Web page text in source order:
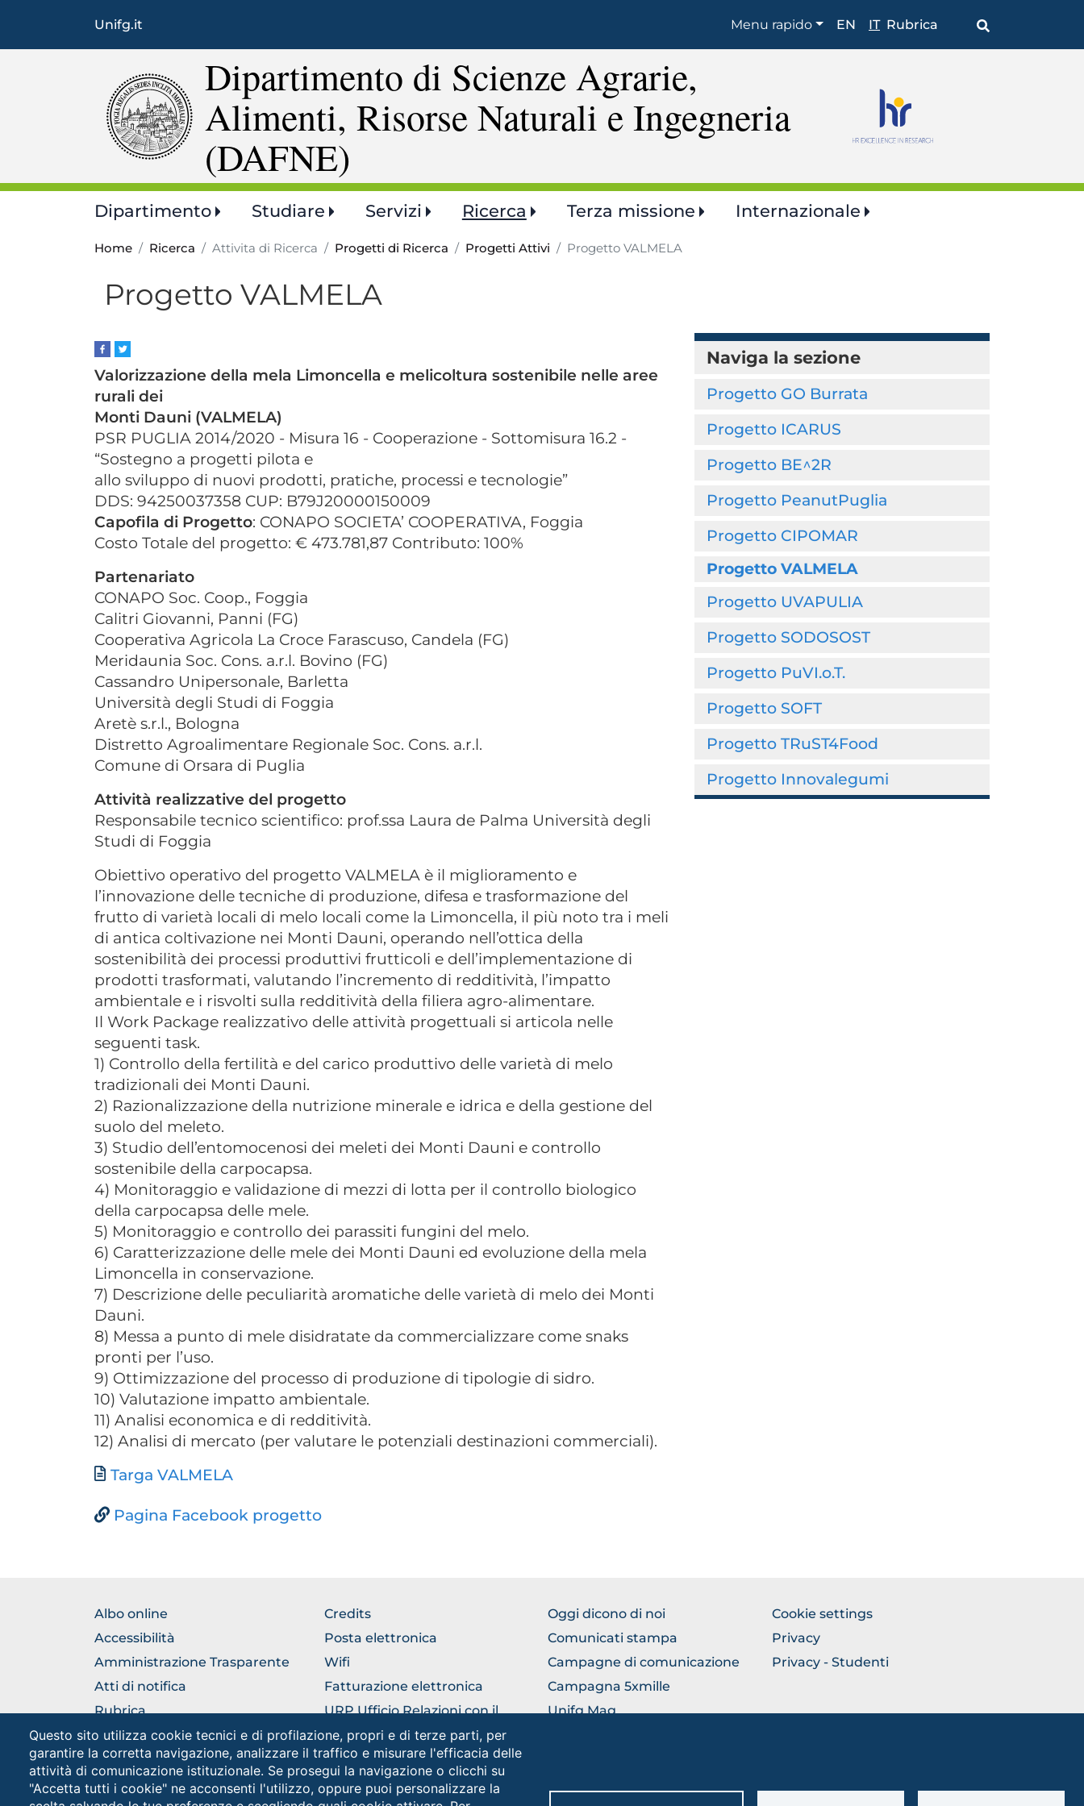
contenuto
principale
Unifg.it Shortcuts
Menu rapido EN IT Rubrica
Dipartimento di Scienze Agrarie,
Alimenti, Risorse Naturali e Ingegneria
(DAFNE)
Main
navigation
Dipartimento Studiare Servizi Ricerca Terza missione Internazionale
Home Ricerca Attivita di Ricerca Progetti di Ricerca Progetti Attivi Progetto VALMELA
Progetto VALMELA
Questo sito utilizza cookie tecnici e di profilazione, propri e di terze parti, per
garantire la corretta navigazione, analizzare il traffico e misurare l'efficacia delle
attività di comunicazione istituzionale. Se prosegui la navigazione o clicchi su
"Accetta tutti i cookie" ne acconsenti l'utilizzo, oppure puoi personalizzare la
Valorizzazione della mela Limoncella e melicoltura sostenibile nelle aree
rurali dei
Monti Dauni (VALMELA)
PSR PUGLIA 2014/2020 - Misura 16 - Cooperazione - Sottomisura 16.2 -
“Sostegno a progetti pilota e
allo sviluppo di nuovi prodotti, pratiche, processi e tecnologie”
DDS: 94250037358 CUP: B79J20000150009
Capofila di Progetto: CONAPO SOCIETA’ COOPERATIVA, Foggia
Costo Totale del progetto: € 473.781,87 Contributo: 100%
Partenariato
CONAPO Soc. Coop., Foggia
Calitri Giovanni, Panni (FG)
Cooperativa Agricola La Croce Farascuso, Candela (FG)
Meridaunia Soc. Cons. a.r.l. Bovino (FG)
Cassandro Unipersonale, Barletta
Università degli Studi di Foggia
Aretè s.r.l., Bologna
Distretto Agroalimentare Regionale Soc. Cons. a.r.l.
Comune di Orsara di Puglia
Attività realizzative del progetto
Responsabile tecnico scientifico: prof.ssa Laura de Palma Università degli
Studi di Foggia
Obiettivo operativo del progetto VALMELA è il miglioramento e
l’innovazione delle tecniche di produzione, difesa e trasformazione del
frutto di varietà locali di melo locali come la Limoncella, il più noto tra i meli
di antica coltivazione nei Monti Dauni, operando nell’ottica della
sostenibilità dei processi produttivi frutticoli e dell’implementazione di
prodotti trasformati, valutando l’incremento di redditività, l’impatto
ambientale e i risvolti sulla redditività della filiera agro-alimentare.
Il Work Package realizzativo delle attività progettuali si articola nelle
seguenti task.
1) Controllo della fertilità e del carico produttivo delle varietà di melo
tradizionali dei Monti Dauni.
2) Razionalizzazione della nutrizione minerale e idrica e della gestione del
suolo del meleto.
3) Studio dell’entomocenosi dei meleti dei Monti Dauni e controllo
sostenibile della carpocapsa.
4) Monitoraggio e validazione di mezzi di lotta per il controllo biologico
della carpocapsa delle mele.
5) Monitoraggio e controllo dei parassiti fungini del melo.
6) Caratterizzazione delle mele dei Monti Dauni ed evoluzione della mela
Limoncella in conservazione.
7) Descrizione delle peculiarità aromatiche delle varietà di melo dei Monti
Dauni.
8) Messa a punto di mele disidratate da commercializzare come snaks
pronti per l’uso.
9) Ottimizzazione del processo di produzione di tipologie di sidro.
10) Valutazione impatto ambientale.
11) Analisi economica e di redditività.
12) Analisi di mercato (per valutare le potenziali destinazioni commerciali).
Documento
Targa VALMELA
Pagina Facebook progetto
Naviga la sezione
Progetto GO Burrata
Progetto ICARUS
Progetto BE^2R
Progetto PeanutPuglia
Progetto CIPOMAR
Progetto VALMELA
Progetto UVAPULIA
Progetto SODOSOST
Progetto PuVI.o.T.
Progetto SOFT
Progetto TRuST4Food
Progetto Innovalegumi
FOOTER
NORMATIVA
Albo online
Accessibilità
Amministrazione Trasparente
Atti di notifica
Rubrica
Come raggiungerci
FOOTER
GENERICO
Credits
Posta elettronica
Wifi
Fatturazione elettronica
URP Ufficio Relazioni con il
Pubblico
FOOTER
COMUNICAZIONE
Oggi dicono di noi
Comunicati stampa
Campagne di comunicazione
Campagna 5xmille
Unifg Mag
FOOTER
COLONNA
DESTRA
Cookie settings
Privacy
Privacy - Studenti
Social